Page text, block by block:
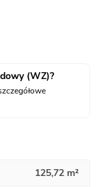
(WZ)?
125,72 m²